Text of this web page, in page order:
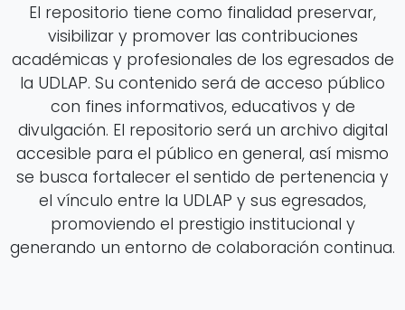
El repositorio tiene como finalidad preservar,
visibilizar y promover las contribuciones
académicas y profesionales de los egresados de
la UDLAP. Su contenido será de acceso público
con fines informativos, educativos y de
divulgación. El repositorio será un archivo digital
accesible para el público en general, así mismo
se busca fortalecer el sentido de pertenencia y
el vínculo entre la UDLAP y sus egresados,
promoviendo el prestigio institucional y
generando un entorno de colaboración continua.